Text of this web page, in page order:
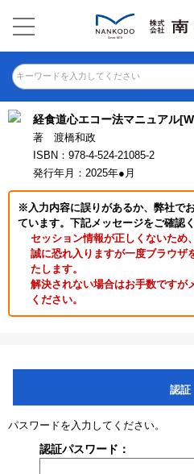
キーワードを入力してください
経食道心エコー法マニュアル
著 渡橋和政
ISBN：978-4-524-21085-2
発行年月：2025年●月
※入力内容に誤りがあるか、弊社で
ています。下記メッセージをご確認く
セッション情報が正しくないため
誠に恐れ入りますが一度ブラウザ
たします。
解決されない場合はお手数ですが
ください。
認証
パスワードを入力してください。
認証パスワード：